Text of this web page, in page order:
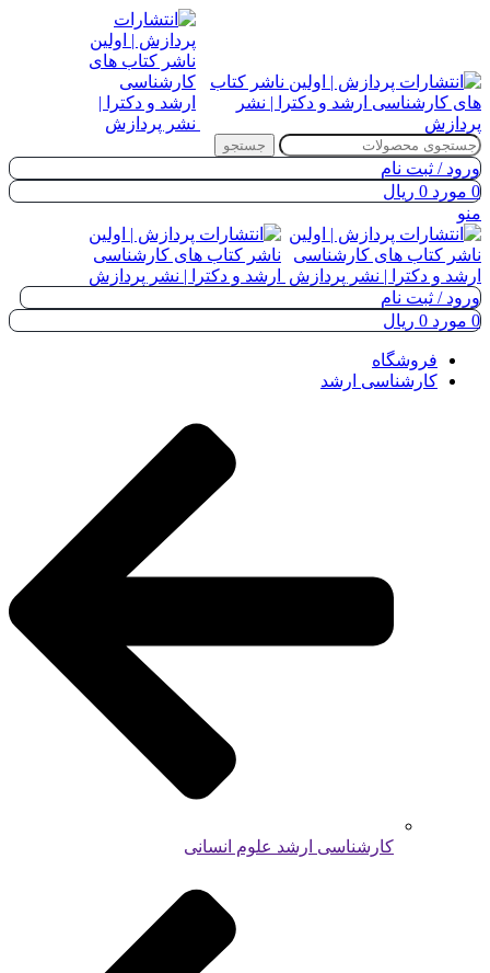
جستجو
ورود / ثبت نام
0 مورد 0 ریال
منو
ورود / ثبت نام
0 مورد 0 ریال
فروشگاه
کارشناسی ارشد
کارشناسی ارشد علوم انسانی